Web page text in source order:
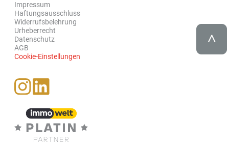
Impressum
Haftungsausschluss
Widerrufsbelehrung
Urheberrecht
Datenschutz
AGB
Cookie-Einstellungen